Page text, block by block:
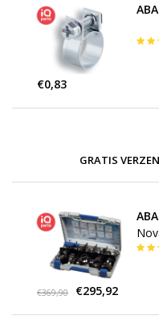
ABA
€0,83
GRATIS
ABA
€369,90 €295,92